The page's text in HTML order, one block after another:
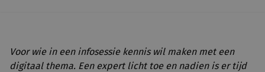
Voor wie in een infosessie kennis wil maken met een
digitaal thema. Een expert licht toe en nadien is er tijd